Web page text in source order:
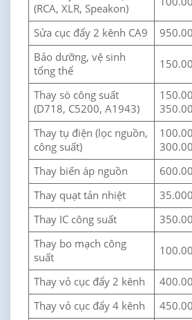
(RCA, XLR, Speakon)
Sửa cục đẩy 2 kênh CA9
Bảo dưỡng, vệ sinh
tổng thể
Thay sò công suất
(D718, C5200, A1943)
Thay tụ điện (lọc nguồn,
công suất)
Thay biến áp nguồn
Thay quạt tản nhiệt
Thay IC công suất
Thay bo mạch công
suất
Thay vỏ cục đẩy 2 kênh
Thay vỏ cục đẩy 4 kênh